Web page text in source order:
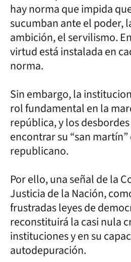
hay norma que impida
sucumban ante el poder,
ambición, el servilismo.
virtud está instalada en
norma.
Sin embargo, la
rol fundamental en la
república, y los
encontrar su “san
republicano.
Por ello, una señal de la
Justicia de la Nación,
frustradas leyes de
reconstituirá la casi nula
instituciones y en su
autodepuración.